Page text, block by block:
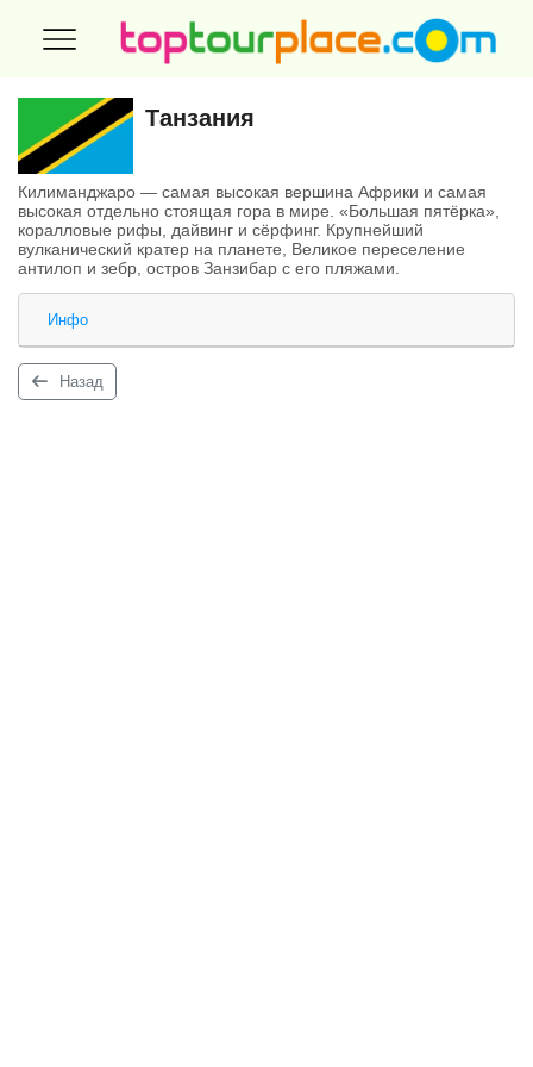
Танзания
Килиманджаро — самая высокая вершина Африки и самая
высокая отдельно стоящая гора в мире. «Большая пятёрка»,
коралловые рифы, дайвинг и сёрфинг. Крупнейший
вулканический кратер на планете, Великое переселение
антилоп и зебр, остров Занзибар с его пляжами.
Инфо
Назад